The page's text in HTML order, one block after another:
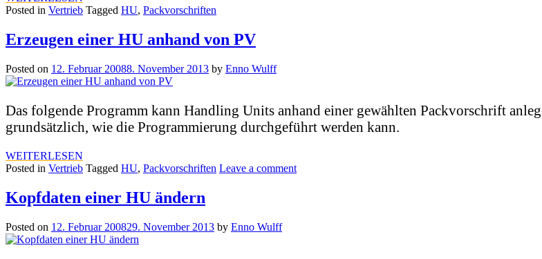
Posted in Vertrieb Tagged HU, Packvorschriften
Erzeugen einer HU anhand von PV
Posted on 12. Februar 20088. November 2013 by Enno Wulff
Das folgende Programm kann Handling Units anhand einer gewählten Packvorschrift
grundsätzlich, wie die Programmierung durchgeführt werden kann.
WEITERLESEN
Posted in Vertrieb Tagged HU, Packvorschriften Leave a comment
Kopfdaten einer HU ändern
Posted on 12. Februar 200829. November 2013 by Enno Wulff